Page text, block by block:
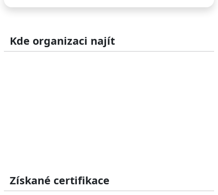
Získané certifikace
Kde organizaci najít